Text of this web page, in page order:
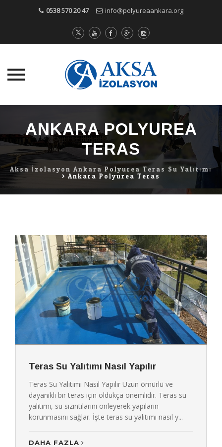
0538 570 20 47 info@polyureaankara.org
contentANKARA POLYUREA
TERAS
Aksa İzolasyon Ankara Polyurea Teras Su Yalıtımı
> Ankara Polyurea Teras
Teras Su Yalıtımı Nasıl Yapılır
Teras Su Yalıtımı Nasıl Yapılır Uzun ömürlü ve
dayanıklı bir teras için oldukça önemlidir. Teras su
yalıtımı, su sızıntılarını önleyerek yapıların
korunmasını sağlar. İşte teras su yalıtımı nasıl y...
DAHA FAZLA